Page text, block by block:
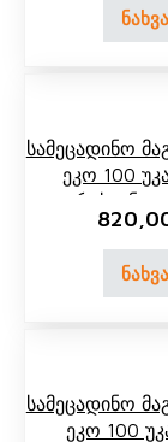
ნახვა
Სამეცადინო
Ეკო 100
Იარუსიანი
ნახვა
Სამეცადინო
Ეკო 100